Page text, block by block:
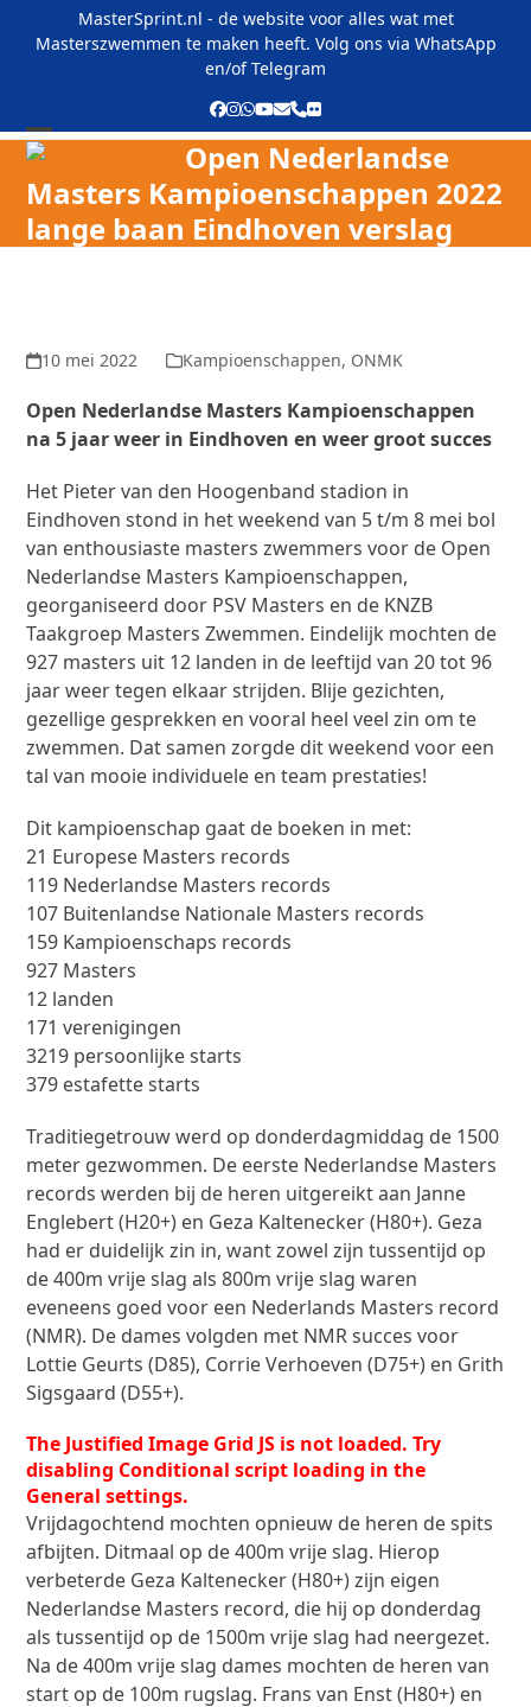
MasterSprint.nl - de website voor alles wat met
Masterszwemmen te maken heeft. Volg ons via WhatsApp
en/ofTelegram
Facebook
Instagram
Whatsapp
YouTube
E-
mail
Phone
Flickr
Open
mobile
menu
Close
mobile
menu
Open Nederlandse
Masters Kampioenschappen 2022
lange baan Eindhoven verslag
10 mei 2022 Kampioenschappen, ONMK
Open Nederlandse Masters Kampioenschappen
na 5 jaar weer in Eindhoven en weer groot succes
Het Pieter van den Hoogenband stadion in
Eindhoven stond in het weekend van 5 t/m 8 mei bol
van enthousiaste masters zwemmers voor de Open
Nederlandse Masters Kampioenschappen,
georganiseerd door PSV Masters en de KNZB
Taakgroep Masters Zwemmen. Eindelijk mochten de
927 masters uit 12 landen in de leeftijd van 20 tot 96
jaar weer tegen elkaar strijden. Blije gezichten,
gezellige gesprekken en vooral heel veel zin om te
zwemmen. Dat samen zorgde dit weekend voor een
tal van mooie individuele en team prestaties!
Dit kampioenschap gaat de boeken in met:
21 Europese Masters records
119 Nederlandse Masters records
107 Buitenlandse Nationale Masters records
159 Kampioenschaps records
927 Masters
12 landen
171 verenigingen
3219 persoonlijke starts
379 estafette starts
Traditiegetrouw werd op donderdagmiddag de 1500
meter gezwommen. De eerste Nederlandse Masters
records werden bij de heren uitgereikt aan Janne
Englebert (H20+) en Geza Kaltenecker (H80+). Geza
had er duidelijk zin in, want zowel zijn tussentijd op
de 400m vrije slag als 800m vrije slag waren
eveneens goed voor een Nederlands Masters record
(NMR). De dames volgden met NMR succes voor
Lottie Geurts (D85), Corrie Verhoeven (D75+) en Grith
Sigsgaard (D55+).
The Justified Image Grid JS is not loaded. Try
disabling Conditional script loading in the
General settings.
Vrijdagochtend mochten opnieuw de heren de spits
afbijten. Ditmaal op de 400m vrije slag. Hierop
verbeterde Geza Kaltenecker (H80+) zijn eigen
Nederlandse Masters record, die hij op donderdag
als tussentijd op de 1500m vrije slag had neergezet.
Na de 400m vrije slag dames mochten de heren van
start op de 100m rugslag. Frans van Enst (H80+) en